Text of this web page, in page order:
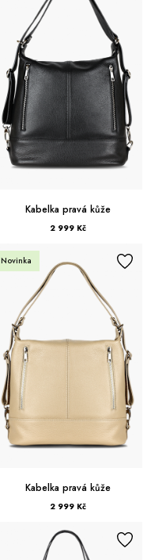
Kara klub
Slevy
Slovensky
Kabelka pravá kůže
2 999 Kč
Novinka
Kabelka pravá kůže
2 999 Kč